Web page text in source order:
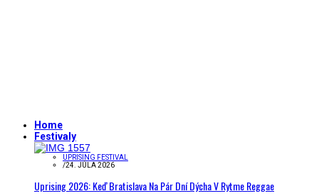
Home
Festivaly
UPRISING FESTIVAL
/24. JÚLA 2026
Uprising 2026: Keď Bratislava Na Pár Dní Dýcha V Rytme Reggae